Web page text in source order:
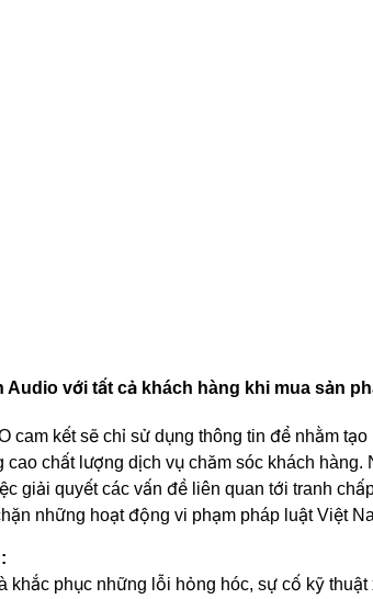
Audio với tất cả khách hàng khi mua sản
cam kết sẽ chỉ sử dụng thông tin để nhằm
cao chất lượng dịch vụ chăm sóc khách
giải quyết các vấn đề liên quan tới tranh
những hoạt động vi phạm pháp luật Việt
khắc phục những lỗi hỏng hóc, sự cố kỹ